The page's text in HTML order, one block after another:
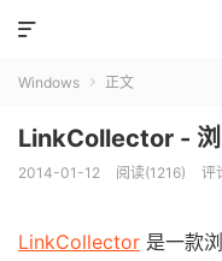

Windows  正文
LinkCollector - 浏
2014-01-12 阅读(1216) 评
LinkCollector 是一款